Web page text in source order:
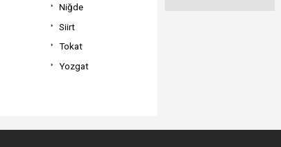
Niğde
Siirt
Tokat
Yozgat